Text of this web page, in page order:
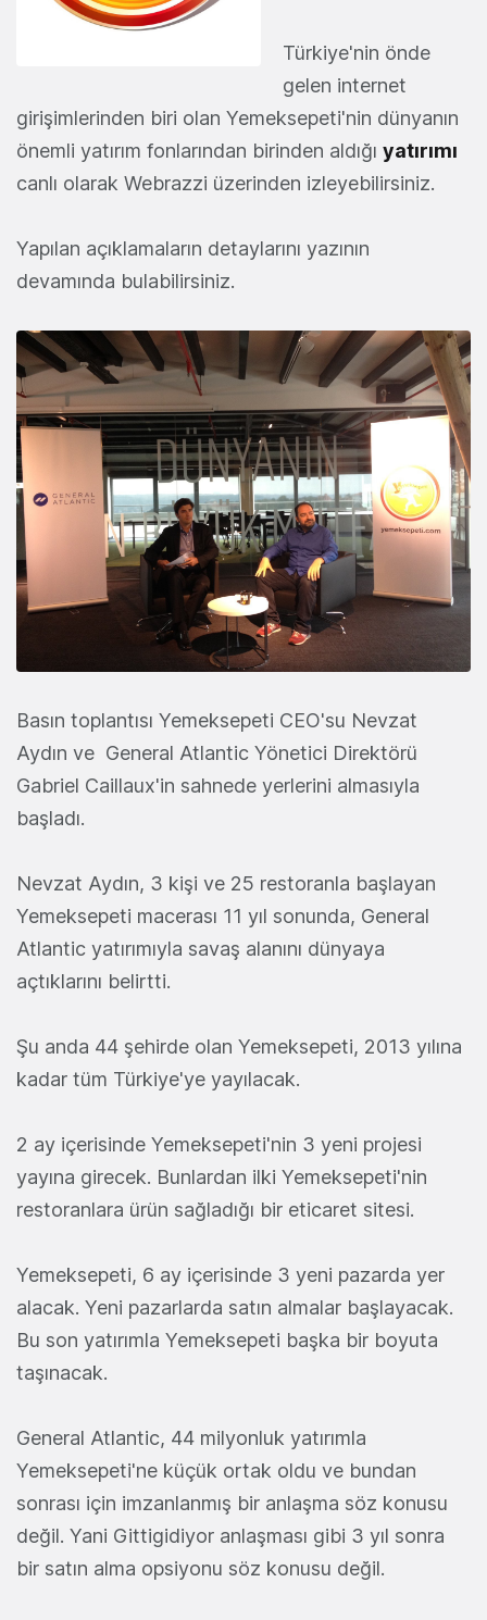
Türkiye'nin önde
gelen internet
girişimlerinden biri olan Yemeksepeti'nin dünyanın
önemli yatırım fonlarından birinden aldığı yatırımı
canlı olarak Webrazzi üzerinden izleyebilirsiniz.
Yapılan açıklamaların detaylarını yazının
devamında bulabilirsiniz.
Basın toplantısı Yemeksepeti CEO'su Nevzat
Aydın ve General Atlantic Yönetici Direktörü
Gabriel Caillaux'in sahnede yerlerini almasıyla
başladı.
Nevzat Aydın, 3 kişi ve 25 restoranla başlayan
Yemeksepeti macerası 11 yıl sonunda, General
Atlantic yatırımıyla savaş alanını dünyaya
açtıklarını belirtti.
Şu anda 44 şehirde olan Yemeksepeti, 2013 yılına
kadar tüm Türkiye'ye yayılacak.
2 ay içerisinde Yemeksepeti'nin 3 yeni projesi
yayına girecek. Bunlardan ilki Yemeksepeti'nin
restoranlara ürün sağladığı bir eticaret sitesi.
Yemeksepeti, 6 ay içerisinde 3 yeni pazarda yer
alacak. Yeni pazarlarda satın almalar başlayacak.
Bu son yatırımla Yemeksepeti başka bir boyuta
taşınacak.
General Atlantic, 44 milyonluk yatırımla
Yemeksepeti'ne küçük ortak oldu ve bundan
sonrası için imzanlanmış bir anlaşma söz konusu
değil. Yani Gittigidiyor anlaşması gibi 3 yıl sonra
bir satın alma opsiyonu söz konusu değil.